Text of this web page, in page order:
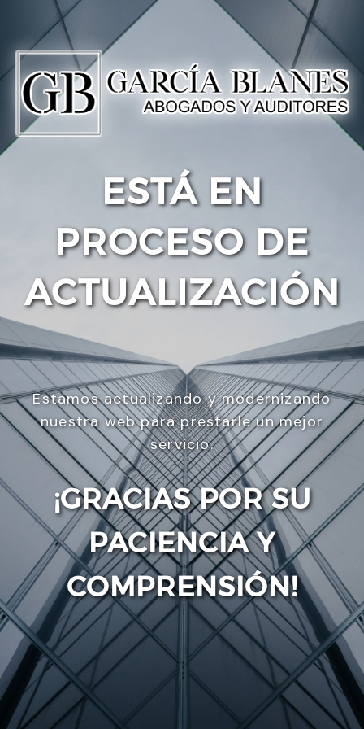
ESTÁ EN
PROCESO DE
ACTUALIZACIÓN
Estamos actualizando y modernizando
nuestra web para prestarle un mejor
servicio.
¡GRACIAS POR SU
PACIENCIA Y
COMPRENSIÓN!
Enviar